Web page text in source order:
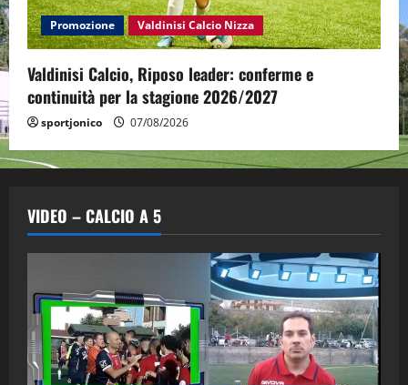
Promozione Valdinisi Calcio Nizza
Valdinisi Calcio, Riposo leader: conferme e
continuità per la stagione 2026/2027
sportjonico 07/08/2026
VIDEO – CALCIO A 5